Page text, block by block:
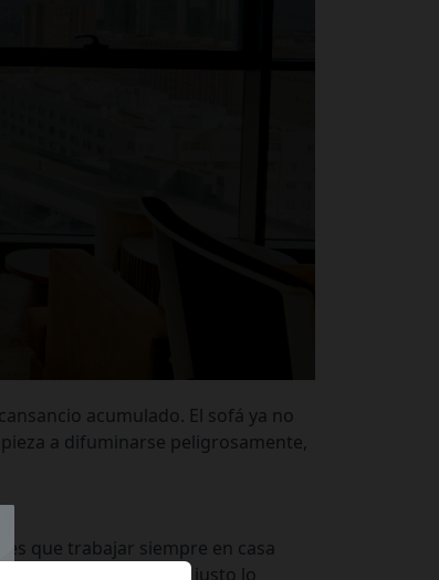
acumulado. El sofá ya no
a difuminarse peligrosamente,
que trabajar siempre en casa
Workspace ocurre justo lo